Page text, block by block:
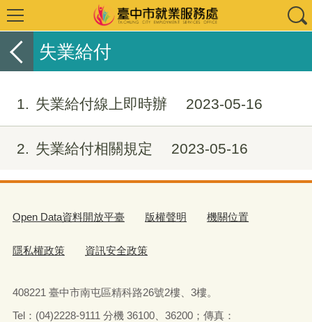
失業給付
1 失業給付線上即時辦 2023-05-16
2 失業給付相關規定 2023-05-16
Open Data資料開放平臺 版權聲明 機關位置
隱私權政策 資訊安全政策
408221 臺中市南屯區精科路26號2樓、3樓。
Tel： (04)2228-9111 分機 36100、36200；傳真：